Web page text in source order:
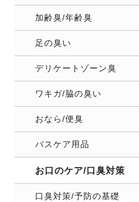
加齢臭/年齢臭
足の臭い
デリケートゾーン臭
ワキガ/脇の臭い
おなら/便臭
バスケア用品
お口のケア/口臭対策
口臭対策/予防の基礎